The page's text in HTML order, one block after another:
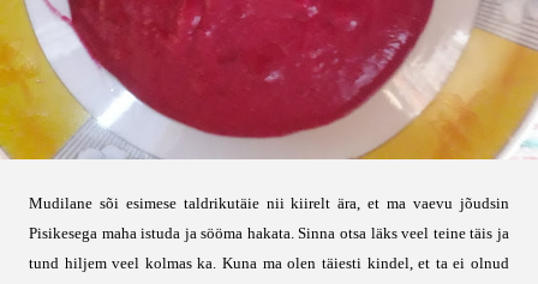
Mudilane sõi esimese taldrikutäie nii kiirelt ära, et ma vaevu jõudsin
Pisikesega maha istuda ja sööma hakata. Sinna otsa läks veel teine täis ja
tund hiljem veel kolmas ka. Kuna ma olen täiesti kindel, et ta ei olnud